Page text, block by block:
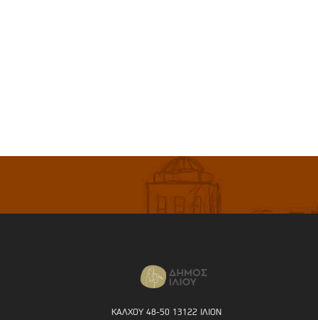
ΚΑΛΧΟΥ 48-50 13122 ΙΛΙΟΝ